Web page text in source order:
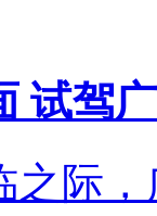
试驾
之际